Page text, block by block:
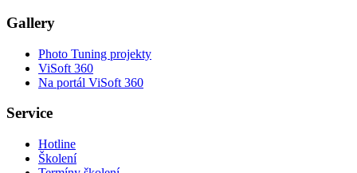
Gallery
Photo Tuning projekty
ViSoft 360
Na portál ViSoft 360
Service
Hotline
Školení